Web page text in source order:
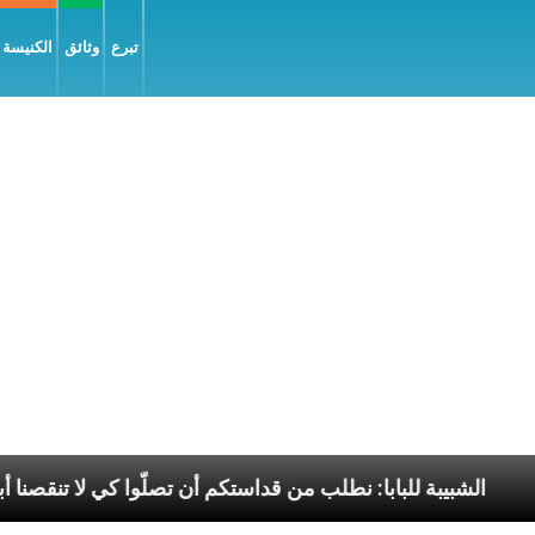
وثائق تبرع
الشبيبة للبابا: نطلب من قداستكم أن السّلام